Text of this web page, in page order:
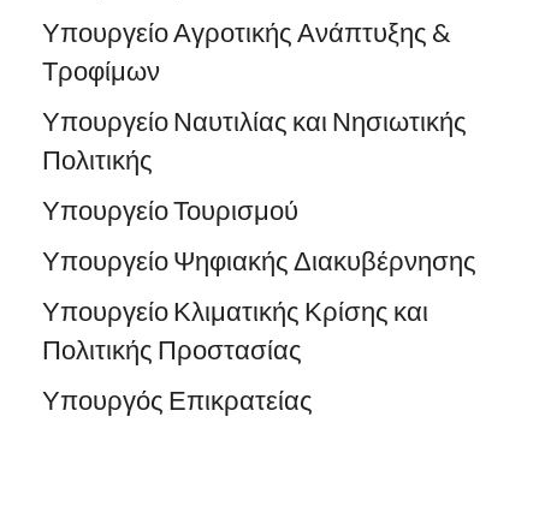
Υπουργείο Αγροτικής Ανάπτυξης &
Τροφίμων
Υπουργείο Ναυτιλίας και Νησιωτικής
Πολιτικής
Υπουργείο Τουρισμού
Υπουργείο Ψηφιακής Διακυβέρνησης
Υπουργείο Κλιματικής Κρίσης και
Πολιτικής Προστασίας
Υπουργός Επικρατείας